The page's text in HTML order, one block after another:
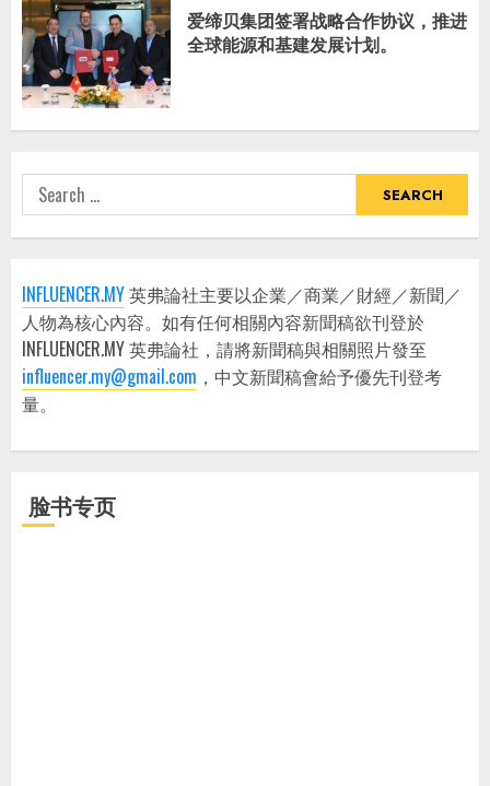
爱缔贝集团签署战略合作协议，推进
全球能源和基建发展计划。
Search
for:
INFLUENCER.MY英弗論社主要以企業／商業／財經／新聞／
人物為核心內容。如有任何相關內容新聞稿欲刊登於
INFLUENCER.MY 英弗論社，請將新聞稿與相關照片發至
influencer.my@gmail.com ，中文新聞稿會給予優先刊登考
量。
脸书专页